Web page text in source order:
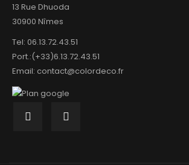
13 Rue Dhuoda
30900 Nîmes
Tel: 06.13.72.43.51
Port.:(+33)6.13.72.43.51
Email: contact@colordeco.fr